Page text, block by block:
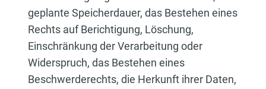
geplante Speicherdauer, das Bestehen eines
Rechts auf Berichtigung, Löschung,
Einschränkung der Verarbeitung oder
Widerspruch, das Bestehen eines
Beschwerderechts, die Herkunft ihrer Daten,